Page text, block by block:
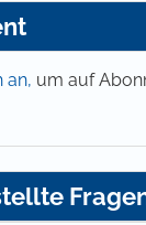
an, um auf